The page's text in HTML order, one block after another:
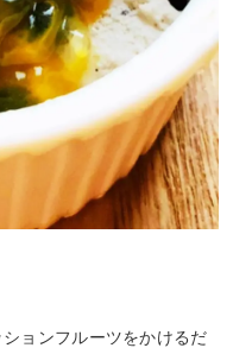
ョンフルーツをかけるだ